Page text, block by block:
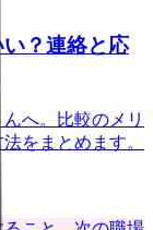
？連絡と応
へ。比較のメリ
をまとめます。